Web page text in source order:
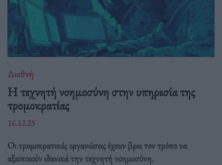
Διεθνή
Η τεχνητή νοημοσύνη στην υπηρεσία της
τρομοκρατίας
16.12.25
Οι τρομοκρατικές οργανώσεις έχουν βρει τον τρόπο να
αξιοποιούν ιδανικά την τεχνητή νοημοσύνη.